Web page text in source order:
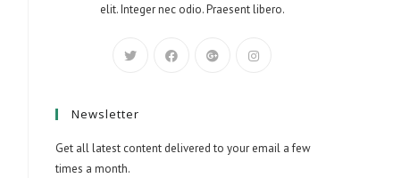
elit. Integer nec odio. Praesent libero.
Newsletter
Get all latest content delivered to your email a few
times a month.